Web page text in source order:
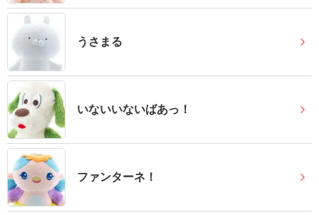
な
文
集
例
結
婚
うさまる
いないいないばあっ！
ファンターネ！